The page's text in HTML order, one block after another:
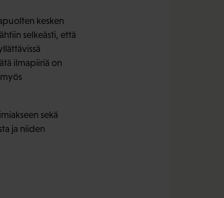
kesken
selkeästi, että
ilmapiiriä on
sekä
ja niiden